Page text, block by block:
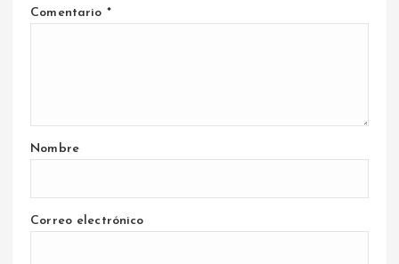
Comentario *
Nombre
Correo electrónico